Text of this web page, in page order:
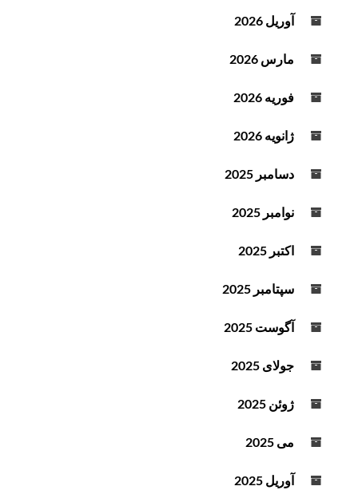
آوریل 2026
مارس 2026
فوریه 2026
ژانویه 2026
دسامبر 2025
نوامبر 2025
اکتبر 2025
سپتامبر 2025
آگوست 2025
جولای 2025
ژوئن 2025
می 2025
آوریل 2025